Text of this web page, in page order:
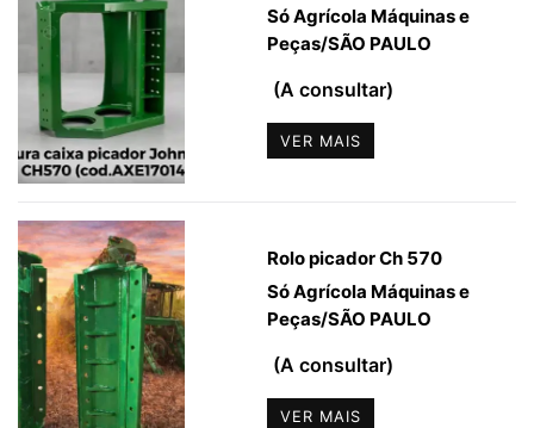
Só Agrícola Máquinas e
Peças/SÃO PAULO
(A consultar)
VER MAIS
Rolo picador Ch 570
Só Agrícola Máquinas e
Peças/SÃO PAULO
(A consultar)
VER MAIS